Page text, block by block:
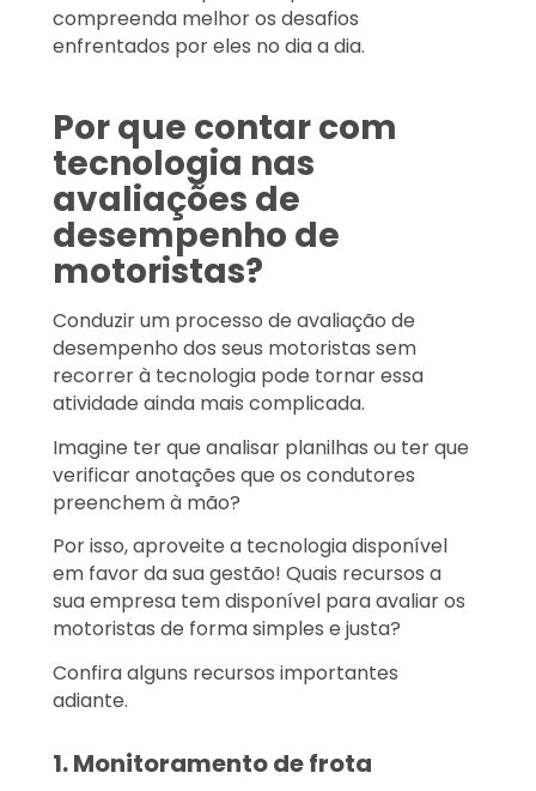
compreenda melhor os desafios
enfrentados por eles no dia a dia.
Por que contar com
tecnologia nas
avaliações de
desempenho de
motoristas?
Conduzir um processo de avaliação de
desempenho dos seus motoristas sem
recorrer à tecnologia pode tornar essa
atividade ainda mais complicada.
Imagine ter que analisar planilhas ou ter que
verificar anotações que os condutores
preenchem à mão?
Por isso, aproveite a tecnologia disponível
em favor da sua gestão! Quais recursos a
sua empresa tem disponível para avaliar os
motoristas de forma simples e justa?
Confira alguns recursos importantes
adiante.
1. Monitoramento de frota